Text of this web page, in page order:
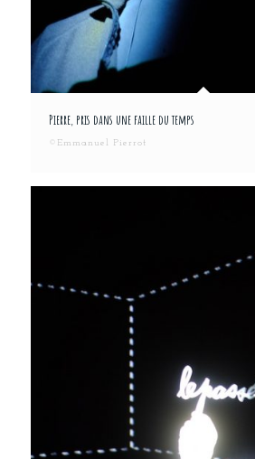
Pierre, pris dans une faille du temps
©Emmanuel Pierrot